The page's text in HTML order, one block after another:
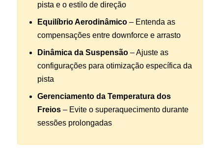
pista e o estilo de direção
Equilíbrio Aerodinâmico – Entenda as
compensações entre downforce e arrasto
Dinâmica da Suspensão – Ajuste as
configurações para otimização específica da
pista
Gerenciamento da Temperatura dos
Freios – Evite o superaquecimento durante
sessões prolongadas